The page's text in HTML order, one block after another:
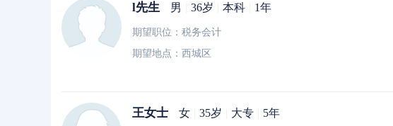
l先生 男 36岁 本科 1年
期望职位：税务会计
期望地点：西城区
王女士 女 35岁 大专 5年